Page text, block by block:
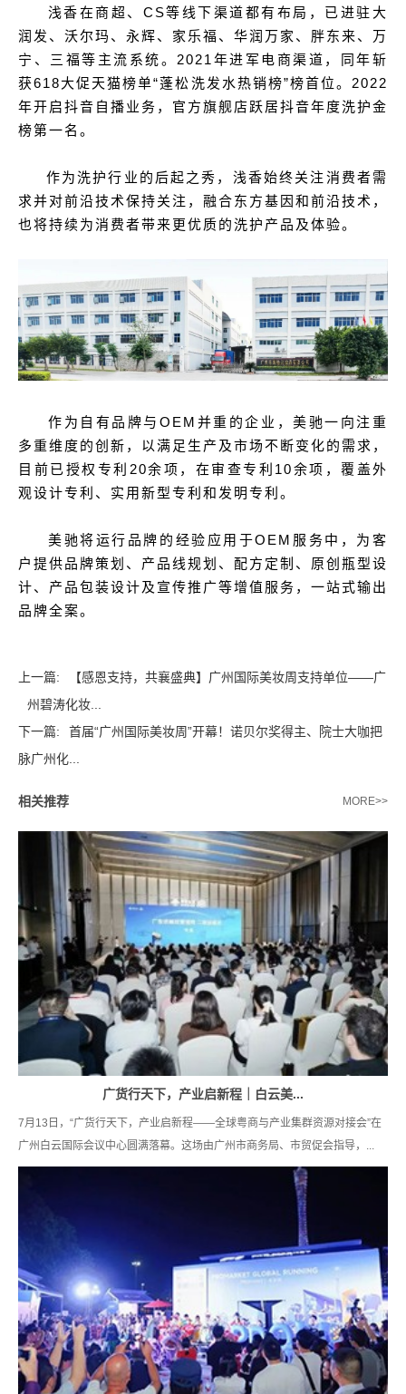
浅香在商超、CS等线下渠道都有布局，已进驻大
润发、沃尔玛、永辉、家乐福、华润万家、胖东来、万
宁、三福等主流系统。2021年进军电商渠道，同年斩
获618大促天猫榜单“蓬松洗发水热销榜”榜首位。2022
年开启抖音自播业务，官方旗舰店跃居抖音年度洗护金
榜第一名。
作为洗护行业的后起之秀，浅香始终关注消费者需
求并对前沿技术保持关注，融合东方基因和前沿技术，
也将持续为消费者带来更优质的洗护产品及体验。
作为自有品牌与OEM并重的企业，美驰一向注重
多重维度的创新，以满足生产及市场不断变化的需求，
目前已授权专利20余项，在审查专利10余项，覆盖外
观设计专利、实用新型专利和发明专利。
美驰将运行品牌的经验应用于OEM服务中，为客
户提供品牌策划、产品线规划、配方定制、原创瓶型设
计、产品包装设计及宣传推广等增值服务，一站式输出
品牌全案。
上一篇:
【感恩支持，共襄盛典】广州国际美妆周支持单位——广
州碧涛化妆...
下一篇:
首届“广州国际美妆周”开幕！诺贝尔奖得主、院士大咖把
脉广州化...
相关推荐 MORE>>
广货行天下，产业启新程｜白云美...
7月13日，“广货行天下，产业启新程——全球粤商与产业集群资源对接会”在
广州白云国际会议中心圆满落幕。这场由广州市商务局、市贸促会指导，...